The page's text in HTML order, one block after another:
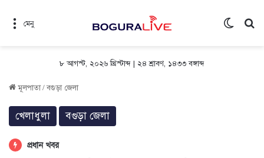
মেনু
৮ আগস্ট, ২০২৬ খ্রিস্টাব্দ | ২৪ শ্রাবণ, ১৪৩৩ বঙ্গাব্দ
মূলপাতা/বগুড়া জেলা
খেলাধুলা বগুড়া জেলা
প্রধান খবর